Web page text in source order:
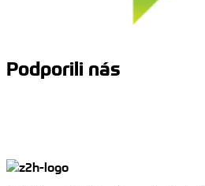
Podporili nás